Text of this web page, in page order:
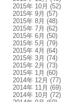
2015年 10月 (52)
2015年 9月 (57)
2015年 8月 (48)
2015年 7月 (62)
2015年 6月 (50)
2015年 5月 (79)
2015年 4月 (64)
2015年 3月 (74)
2015年 2月 (73)
2015年 1月 (60)
2014年 12月 (77)
2014年 11月 (69)
2014年 10月 (72)